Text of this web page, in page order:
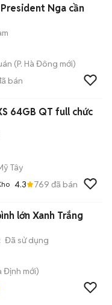
Nga cần
(P. Hà Đông mới)
bán
64GB QT full chức
Tây
4.3 769 đã bán
lớn Xanh Trắng
Đã sử dụng
Định mới)